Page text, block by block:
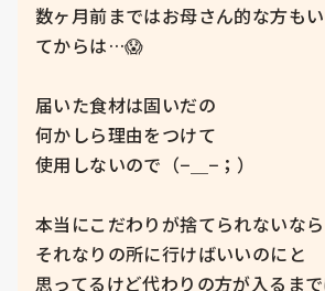
数ヶ月前まではお母さん的な方も
てからは…😱
届いた食材は固いだの
何かしら理由をつけて
使用しないので（−＿−；）
本当にこだわりが捨てられないなら
それなりの所に行けばいいのにと
思ってるけど代わりの方が入るま